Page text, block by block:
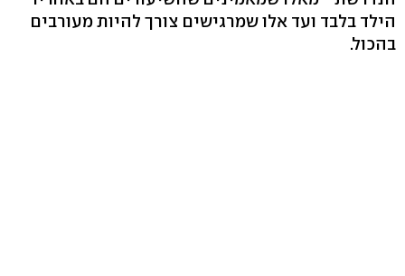
הילד בלבד ועד אלו שמרגישים צורך להיות מעורבים
בהכול.